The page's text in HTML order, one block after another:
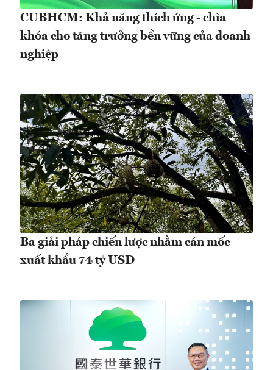
CUBHCM: Khả năng thích ứng - chìa
khóa cho tăng trưởng bền vững của doanh
nghiệp
Ba giải pháp chiến lược nhằm cán mốc
xuất khẩu 74 tỷ USD